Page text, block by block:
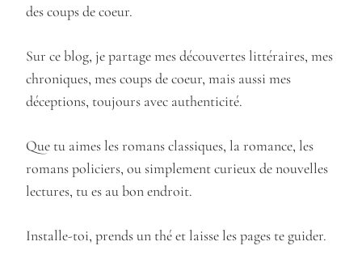
des coups de coeur.
Sur ce blog, je partage mes découvertes littéraires, mes
chroniques, mes coups de coeur, mais aussi mes
déceptions, toujours avec authenticité.
Que tu aimes les romans classiques, la romance, les
romans policiers, ou simplement curieux de nouvelles
lectures, tu es au bon endroit.
Installe-toi, prends un thé et laisse les pages te guider.